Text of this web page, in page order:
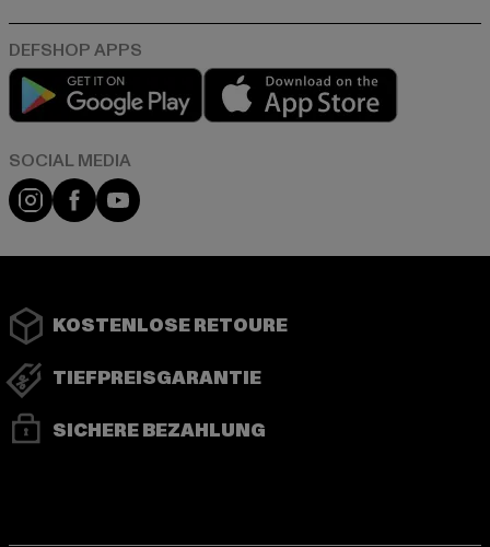
Play market
Instagram
FacebookYouTube
KOSTENLOSE RETOURE
TIEFPREISGARANTIE
SICHERE BEZAHLUNG